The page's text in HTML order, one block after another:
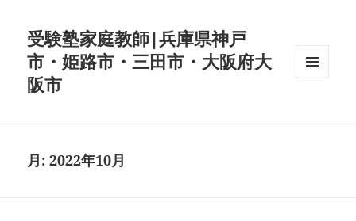
受験塾家庭教師|兵庫県神戸
市・姫路市・三田市・大阪府大
阪市
月:2022年10月